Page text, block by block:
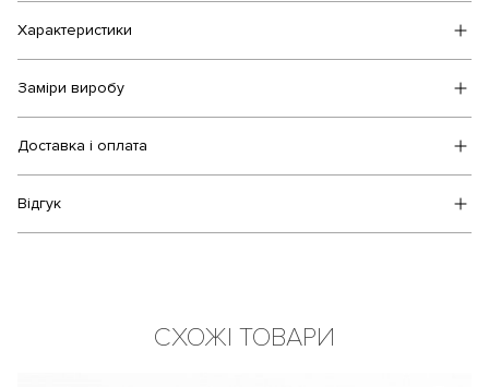
Характеристики
Заміри виробу
Доставка і оплата
Відгук
СХОЖІ ТОВАРИ